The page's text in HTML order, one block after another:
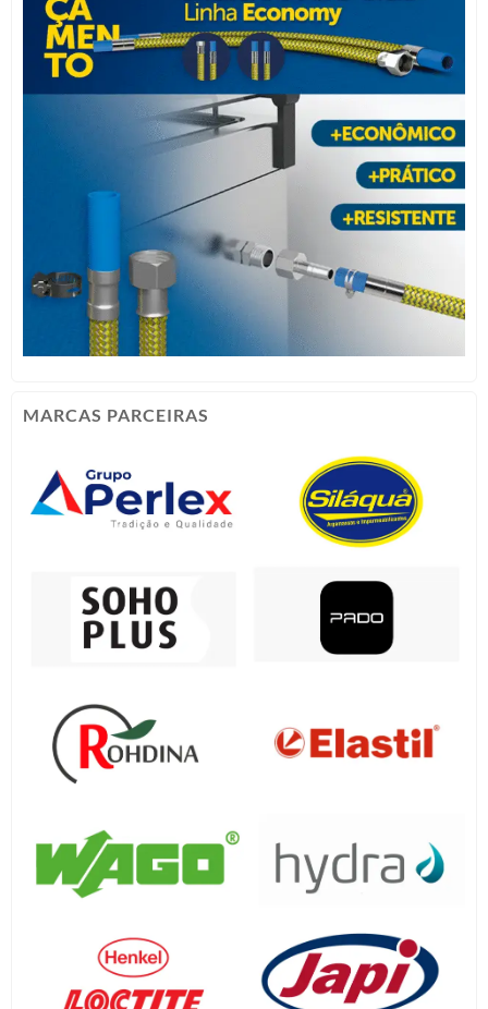
MARCAS PARCEIRAS